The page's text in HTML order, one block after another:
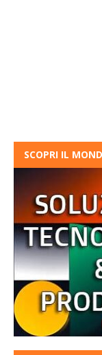
SCOPRI IL